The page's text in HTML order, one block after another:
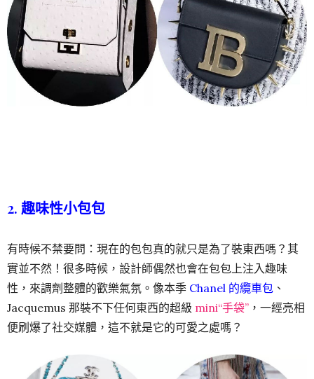
2. 趣味性小包包
有時候不禁要問：現在的包包真的就只是為了裝東西嗎？其
實並不然！很多時候，設計師偶然也會在包包上注入趣味
性，來調劑整體的歡樂氣氛。像本季 Chanel 的纜車包 、
Jacquemus 那裝不下任何東西的超級 mini“手袋” ，一經亮相
便刷爆了社交媒體，這不就是它的可愛之處嗎？